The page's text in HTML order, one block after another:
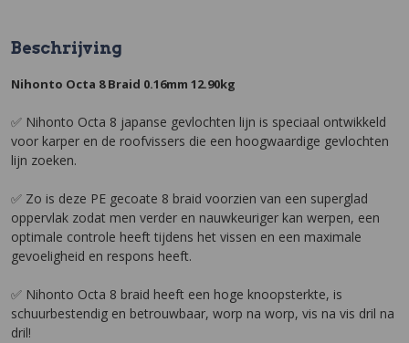
Beschrijving
Nihonto Octa 8 Braid 0.16mm 12.90kg
✅ Nihonto Octa 8 japanse gevlochten lijn is speciaal ontwikkeld
voor karper en de roofvissers die een hoogwaardige gevlochten
lijn zoeken.
✅ Zo is deze PE gecoate 8 braid voorzien van een superglad
oppervlak zodat men verder en nauwkeuriger kan werpen, een
optimale controle heeft tijdens het vissen en een maximale
gevoeligheid en respons heeft.
✅ Nihonto Octa 8 braid heeft een hoge knoopsterkte, is
schuurbestendig en betrouwbaar, worp na worp, vis na vis dril na
dril!